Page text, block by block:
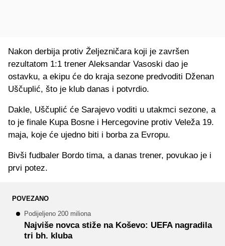
Nakon derbija protiv Željezničara koji je završen
rezultatom 1:1 trener Aleksandar Vasoski dao je
ostavku, a ekipu će do kraja sezone predvoditi Dženan
Uščuplić, što je klub danas i potvrdio.
Dakle, Uščuplić će Sarajevo voditi u utakmci sezone, a
to je finale Kupa Bosne i Hercegovine protiv Veleža 19.
maja, koje će ujedno biti i borba za Evropu.
Bivši fudbaler Bordo tima, a danas trener, povukao je i
prvi potez.
POVEZANO
Podijeljeno 200 miliona
Najviše novca stiže na Koševo: UEFA nagradila
tri bh. kluba